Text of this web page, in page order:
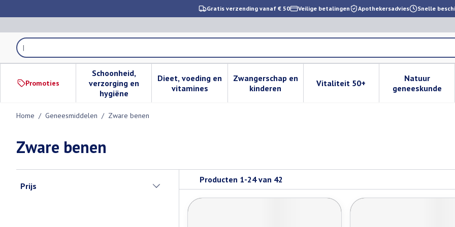
Gratis verzending vanaf € 50 Veilige betalingen Apothekersadvies Snelle
Product, merk, categorie...
Promoties
Schoonheid,
verzorging en
hygiëne
Toon submenu voor Schoonheid, verzorging en hygiëne categorie
Dieet, voeding en
vitaminesToon submenu voor Dieet, voeding en vitamines categorie
Zwangerschap en
kinderenToon submenu voor Zwangerschap en kinderen
Vitaliteit 50+Toon submenu voor Vitaliteit
Natuur
geneeskunde
Toon
Home / Geneesmiddelen / Zware benen
Zware benen
Prijs
Producten 1-24van 42